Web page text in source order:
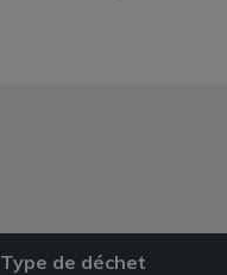
Type de déchet